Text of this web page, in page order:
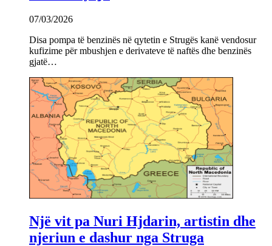
07/03/2026
Disa pompa të benzinës në qytetin e Strugës kanë vendosur
kufizime për mbushjen e derivateve të naftës dhe benzinës
gjatë…
Një vit pa Nuri Hjdarin, artistin dhe
njeriun e dashur nga Struga